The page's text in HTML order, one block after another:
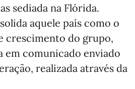
sediada na Flórida.
aquele país como o
crescimento do grupo,
em comunicado enviado
realizada através da